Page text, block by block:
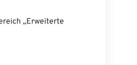
„Erweiterte